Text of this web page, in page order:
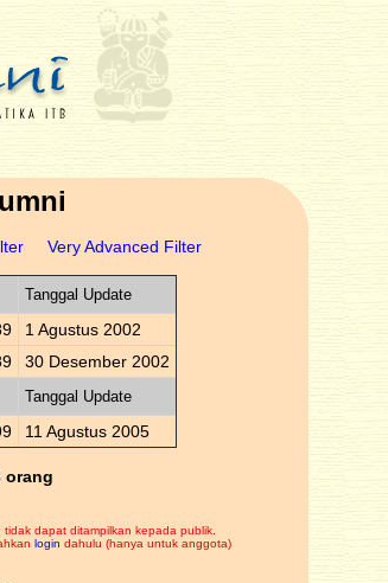
Very Advanced Filter
Tanggal Update
1 Agustus 2002
30 Desember 2002
Tanggal Update
11 Agustus 2005
orang
dapat ditampilkan kepada publik.
login dahulu (hanya untuk anggota)